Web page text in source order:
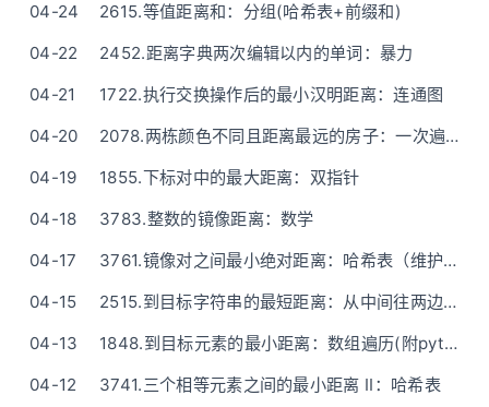
04-24
2615.等值距离和：分组(哈希表+前缀和)
04-22
2452.距离字典两次编辑以内的单词：暴力
04-21
1722.执行交换操作后的最小汉明距离：连通图
04-20
2078.两栋颜色不同且距离最远的房子：一次遍历(脑筋急转弯)
04-19
1855.下标对中的最大距离：双指针
04-18
3783.整数的镜像距离：数学
04-17
3761.镜像对之间最小绝对距离：哈希表（维护左，枚举右）
04-15
2515.到目标字符串的最短距离：从中间往两边遍历
04-13
1848.到目标元素的最小距离：数组遍历(附python一行版)
04-12
3741.三个相等元素之间的最小距离 II：哈希表